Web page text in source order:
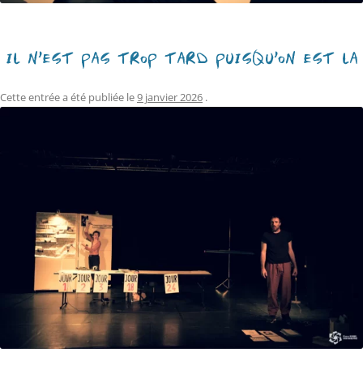
IL N’EST PAS TROP TARD PUISQU’ON EST LÀ
Cette entrée a été publiée le9 janvier 2026 .